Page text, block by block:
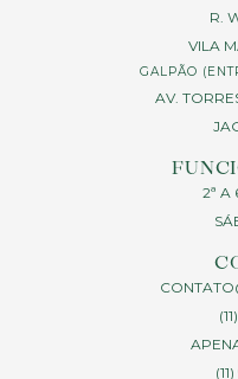
R.
VILA
GALPÃO
AV.
2ª A